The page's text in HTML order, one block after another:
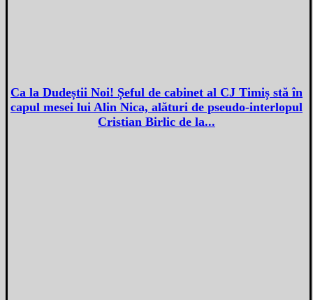
Ca la Dudeștii Noi! Șeful de cabinet al CJ Timiș stă în
capul mesei lui Alin Nica, alături de pseudo-interlopul
Cristian Birlic de la...